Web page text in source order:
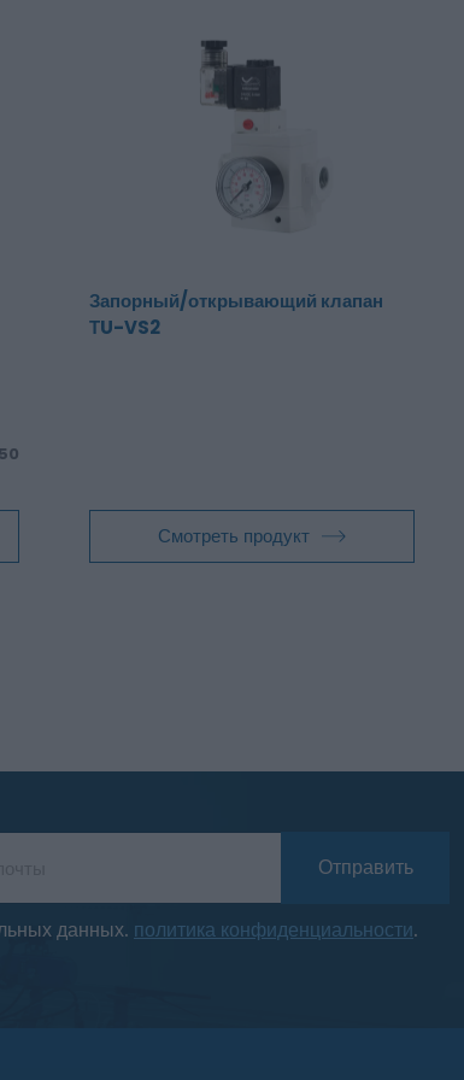
Запорный/открывающий клапан
ТU-VS2
Смотреть продукт
Отправить
данных. политика конфиденциальности.